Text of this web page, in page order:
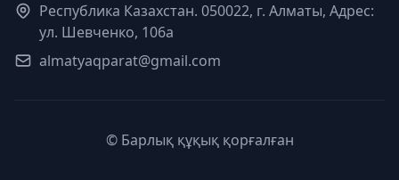
Республика Казахстан. 050022, г. Алматы, Адрес:
ул. Шевченко, 106а
almatyaqparat@gmail.com
© Барлық құқық қорғалған